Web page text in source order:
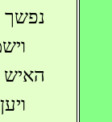
נפשך
האיש